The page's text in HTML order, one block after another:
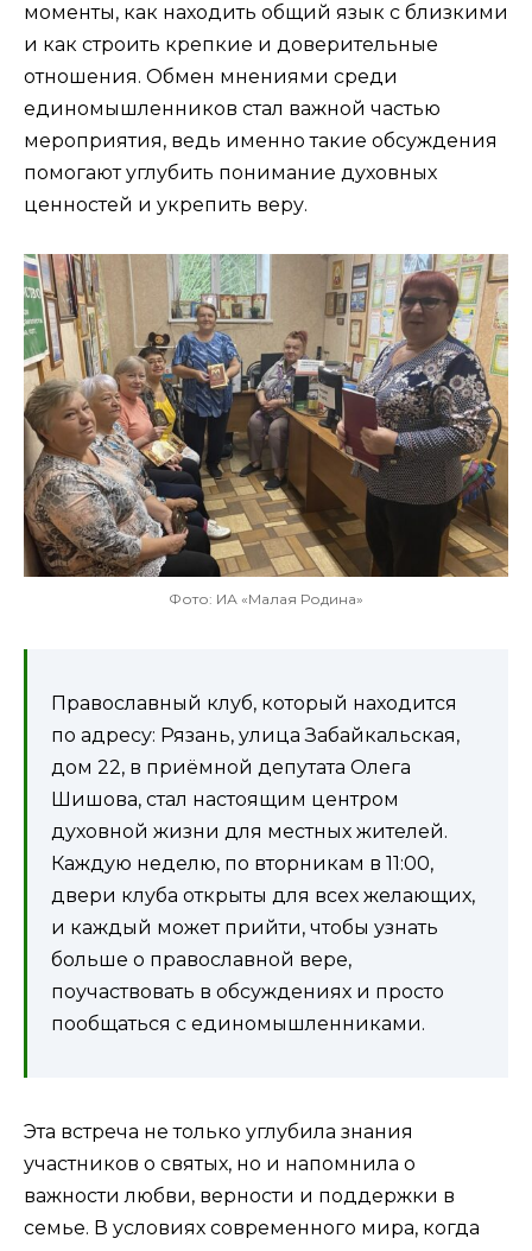
моменты, как находить общий язык с близкими
и как строить крепкие и доверительные
отношения. Обмен мнениями среди
единомышленников стал важной частью
мероприятия, ведь именно такие обсуждения
помогают углубить понимание духовных
ценностей и укрепить веру.
Фото: ИА «Малая Родина»
Православный клуб, который находится
по адресу: Рязань, улица Забайкальская,
дом 22, в приёмной депутата Олега
Шишова, стал настоящим центром
духовной жизни для местных жителей.
Каждую неделю, по вторникам в 11:00,
двери клуба открыты для всех желающих,
и каждый может прийти, чтобы узнать
больше о православной вере,
поучаствовать в обсуждениях и просто
пообщаться с единомышленниками.
Эта встреча не только углубила знания
участников о святых, но и напомнила о
важности любви, верности и поддержки в
семье. В условиях современного мира, когда